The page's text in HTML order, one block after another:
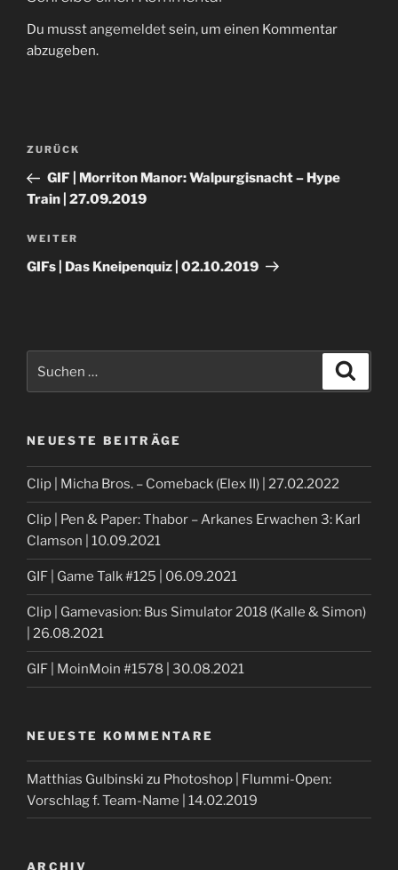
Du musstangemeldetsein, um einen Kommentar
abzugeben.
Beitragsnavigation
Vorheriger
Beitrag
ZURÜCK
GIF | Morriton Manor: Walpurgisnacht – Hype
Train | 27.09.2019
Nächster
Beitrag
WEITER
GIFs | Das Kneipenquiz | 02.10.2019
nach:
NEUESTE BEITRÄGE
Clip | Micha Bros. – Comeback (Elex II) | 27.02.2022
Clip | Pen & Paper: Thabor – Arkanes Erwachen 3: Karl
Clamson | 10.09.2021
GIF | Game Talk #125 | 06.09.2021
Clip | Gamevasion: Bus Simulator 2018 (Kalle & Simon)
| 26.08.2021
GIF | MoinMoin #1578 | 30.08.2021
NEUESTE KOMMENTARE
Matthias Gulbinski zu Photoshop | Flummi-Open:
Vorschlag f. Team-Name | 14.02.2019
ARCHIV